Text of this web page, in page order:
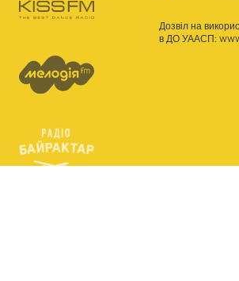
Дозвіл на
в ДО УААСП: